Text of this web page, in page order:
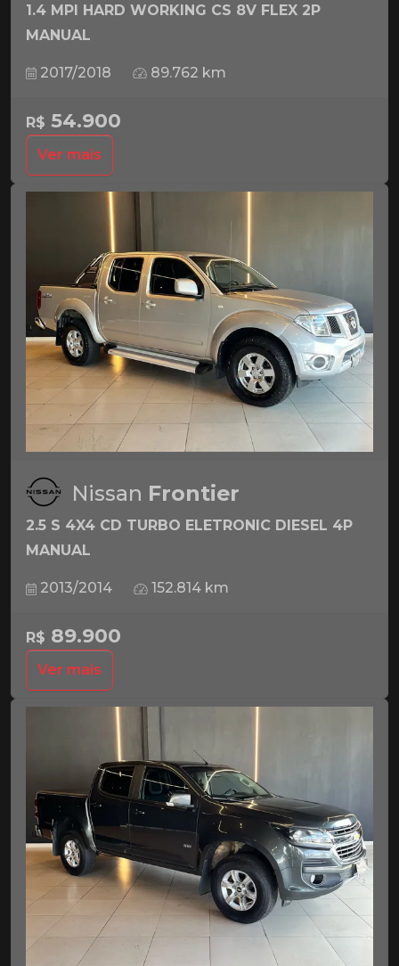
1.4 MPI HARD WORKING CS 8V FLEX 2P
MANUAL
2017/2018 89.762 km
R$ 54.900
Ver mais
Nissan Frontier
2.5 S 4X4 CD TURBO ELETRONIC DIESEL 4P
MANUAL
2013/2014 152.814 km
R$ 89.900
Ver mais